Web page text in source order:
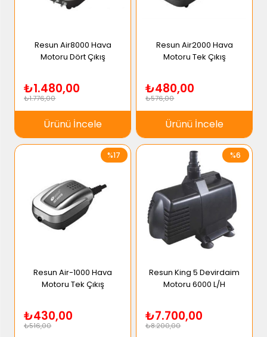
Resun Air8000 Hava
Motoru Dört Çıkış
₺1.480,00
₺1.776,00
Ürünü İncele
Resun Air2000 Hava
Motoru Tek Çıkış
₺480,00
₺576,00
Ürünü İncele
Resun Air-1000 Hava
Motoru Tek Çıkış
₺430,00
₺516,00
%17
Resun King 5 Devirdaim
Motoru 6000 L/H
₺7.700,00
₺8.200,00
%6